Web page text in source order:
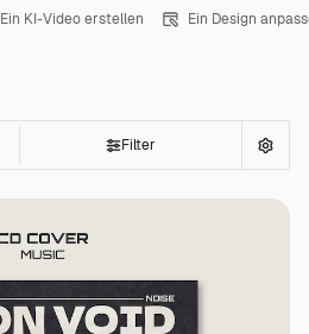
Ein KI-Video erstellen Ein Design
Filter